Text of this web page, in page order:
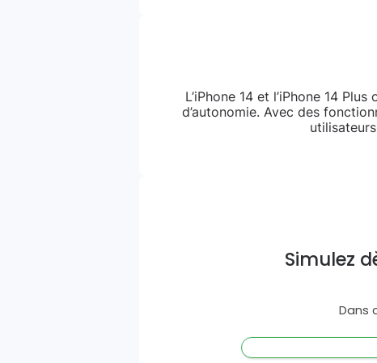
L’iPhone 14 et l’iPhone 14
d’autonomie. Avec des
Simulez
Dans